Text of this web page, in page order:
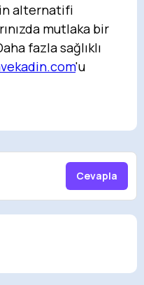
alternatifi
mutlaka bir
fazla sağlıklı
'u
Cevapla